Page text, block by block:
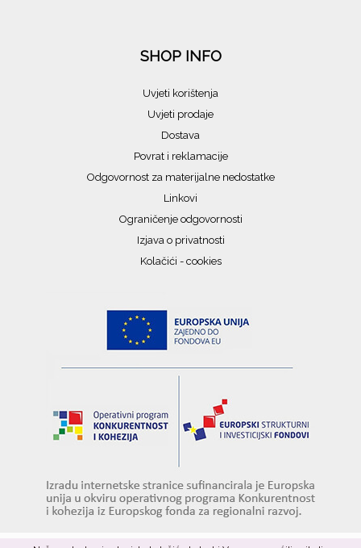
SHOP INFO
Uvjeti korištenja
Uvjeti prodaje
Dostava
Povrat i reklamacije
Odgovornost za materijalne nedostatke
Linkovi
Ograničenje odgovornosti
Izjava o privatnosti
Kolačići - cookies